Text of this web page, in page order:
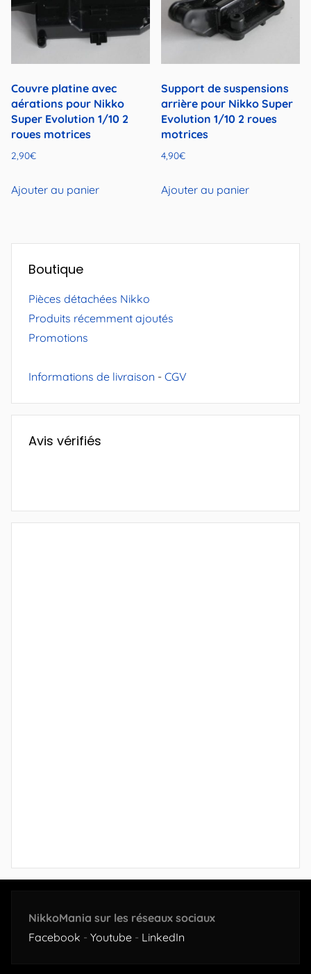
Couvre platine avec
aérations pour Nikko
Super Evolution 1/10 2
roues motrices
2,90€
Ajouter au panier
Support de suspensions
arrière pour Nikko Super
Evolution 1/10 2 roues
motrices
4,90€
Ajouter au panier
Boutique
Pièces détachées Nikko
Produits récemment ajoutés
Promotions
Informations de livraison - CGV
Avis vérifiés
NikkoMania sur les réseaux sociaux
Facebook - Youtube - LinkedIn